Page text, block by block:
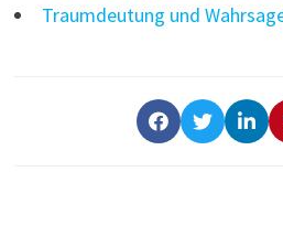
Traumdeutung und